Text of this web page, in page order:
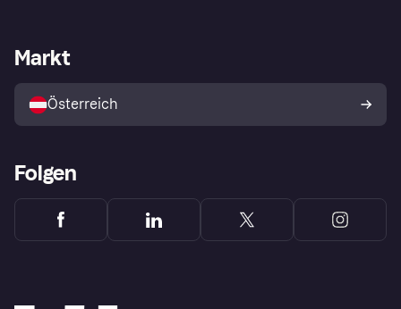
Shops entdecken
Händlerportal
Markt
Österreich
Folgen